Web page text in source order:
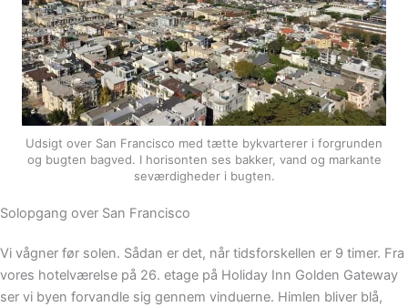
Udsigt over San Francisco med tætte bykvarterer i forgrunden
og bugten bagved. I horisonten ses bakker, vand og markante
seværdigheder i bugten.
Solopgang over San Francisco
Vi vågner før solen. Sådan er det, når tidsforskellen er 9 timer. Fra
vores hotelværelse på 26. etage på Holiday Inn Golden Gateway
ser vi byen forvandle sig gennem vinduerne. Himlen bliver blå,